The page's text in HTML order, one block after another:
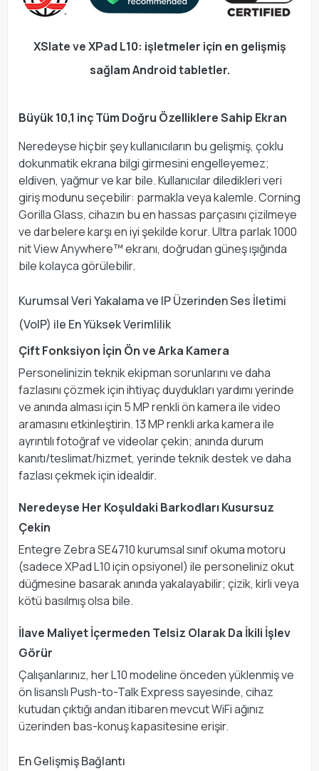
XSlate ve XPad L10: işletmeler için en gelişmiş
sağlam Android tabletler.
Büyük 10,1 inç Tüm Doğru Özelliklere Sahip Ekran
Neredeyse hiçbir şey kullanıcıların bu gelişmiş, çoklu
dokunmatik ekrana bilgi girmesini engelleyemez;
eldiven, yağmur ve kar bile. Kullanıcılar diledikleri veri
giriş modunu seçebilir: parmakla veya kalemle. Corning
Gorilla Glass, cihazın bu en hassas parçasını çizilmeye
ve darbelere karşı en iyi şekilde korur. Ultra parlak 1000
nit View Anywhere™ ekranı, doğrudan güneş ışığında
bile kolayca görülebilir.
Kurumsal Veri Yakalama ve IP Üzerinden Ses İletimi
(VoIP) ile En Yüksek Verimlilik
Çift Fonksiyon İçin Ön ve Arka Kamera
Personelinizin teknik ekipman sorunlarını ve daha
fazlasını çözmek için ihtiyaç duydukları yardımı yerinde
ve anında alması için 5 MP renkli ön kamera ile video
aramasını etkinleştirin. 13 MP renkli arka kamera ile
ayrıntılı fotoğraf ve videolar çekin; anında durum
kanıtı/teslimat/hizmet, yerinde teknik destek ve daha
fazlası çekmek için idealdir.
Neredeyse Her Koşuldaki Barkodları Kusursuz
Çekin
Entegre Zebra SE4710 kurumsal sınıf okuma motoru
(sadece XPad L10 için opsiyonel) ile personeliniz okut
düğmesine basarak anında yakalayabilir; çizik, kirli veya
kötü basılmış olsa bile.
İlave Maliyet İçermeden Telsiz Olarak Da İkili İşlev
Görür
Çalışanlarınız, her L10 modeline önceden yüklenmiş ve
ön lisanslı Push-to-Talk Express sayesinde, cihaz
kutudan çıktığı andan itibaren mevcut WiFi ağınız
üzerinden bas-konuş kapasitesine erişir.
En Gelişmiş Bağlantı